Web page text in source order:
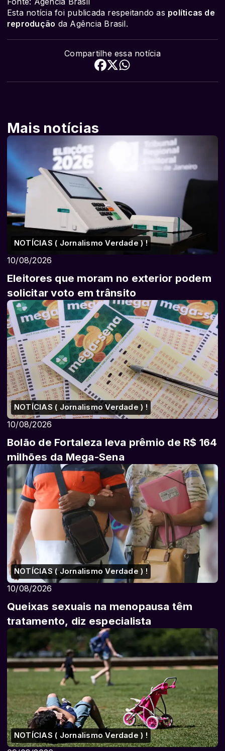
Esta notícia foi publicada respeitando as políticas de
reprodução da Agência Brasil.
Compartilhe essa notícia
Mais notícias
NOTÍCIAS ( Jornalismo Verdade ) !
10/08/2026
Eleitores que moram no exterior podem
solicitar voto em trânsito
NOTÍCIAS ( Jornalismo Verdade ) !
10/08/2026
Bolão de Fortaleza leva prêmio de R$ 164
milhões da Mega-Sena
NOTÍCIAS ( Jornalismo Verdade ) !
10/08/2026
Queixas sexuais na menopausa têm
tratamento, diz especialista
NOTÍCIAS ( Jornalismo Verdade ) !